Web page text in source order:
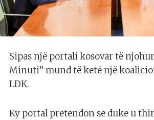
Sipas një portali kosovar të
Minuti” mund të ketë një
LDK.
Ky portal pretendon se duke u